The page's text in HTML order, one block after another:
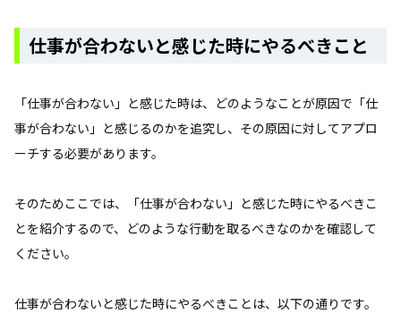
仕事が合わないと感じた時にやるべきこと
「仕事が合わない」と感じた時は、どのようなことが原因で「仕
事が合わない」と感じるのかを追究し、その原因に対してアプロ
ーチする必要があります。
そのためここでは、「仕事が合わない」と感じた時にやるべきこ
とを紹介するので、どのような行動を取るべきなのかを確認して
ください。
仕事が合わないと感じた時にやるべきことは、以下の通りです。